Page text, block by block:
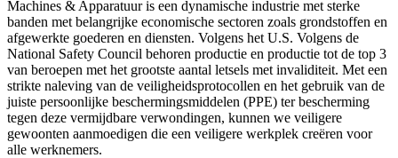
Machines & Apparatuur is een dynamische industrie met sterke
banden met belangrijke economische sectoren zoals grondstoffen en
afgewerkte goederen en diensten. Volgens het U.S. Volgens de
National Safety Council behoren productie en productie tot de top 3
van beroepen met het grootste aantal letsels met invaliditeit. Met een
strikte naleving van de veiligheidsprotocollen en het gebruik van de
juiste persoonlijke beschermingsmiddelen (PPE) ter bescherming
tegen deze vermijdbare verwondingen, kunnen we veiligere
gewoonten aanmoedigen die een veiligere werkplek creëren voor
alle werknemers.